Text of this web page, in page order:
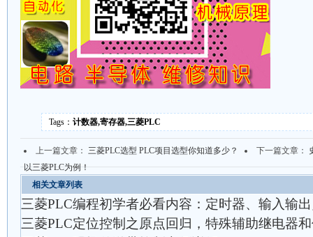
Tags： 计数器,寄存器,三菱PLC
上一篇文章： 三菱PLC选型 PLC项目选型你知道多少？
以三菱PLC为例！
下一篇文章：
相关文章列表
三菱PLC编程初学者必看内容：定时器、输入输
三菱PLC定位控制之原点回归，特殊辅助继电器